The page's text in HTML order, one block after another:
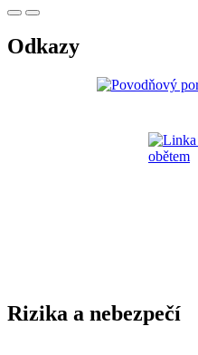
Odkazy
Rizika a nebezpečí